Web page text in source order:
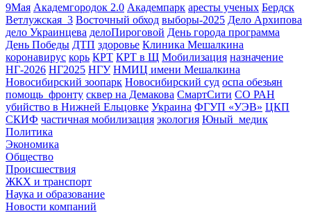
9Мая Академгородок 2.0 Академпарк аресты ученых Бердск
Ветлужская_3 Восточный обход выборы-2025 Дело Архипова
дело Украинцева делоПироговой День города программа
День Победы ДТП здоровье Клиника Мешалкина
коронавирус корь КРТ КРТ в Щ Мобилизация назначение
НГ-2026 НГ2025 НГУ НМИЦ имени Мешалкина
Новосибирский зоопарк Новосибирский суд оспа обезьян
помощь_фронту сквер на Демакова СмартСити СО РАН
убийство в Нижней Ельцовке Украина ФГУП «УЭВ» ЦКП
СКИФ частичная мобилизация экология Юный_медик
Политика
Экономика
Общество
Происшествия
ЖКХ и транспорт
Наука и образование
Новости компаний